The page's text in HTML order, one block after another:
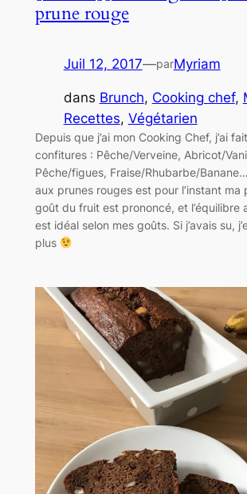
prune rouge
Juil 12, 2017—parMyriam
dans Brunch, Cooking chef,
Recettes, Végétarien
Depuis que j’ai mon Cooking Chef, j’ai
confitures : Pêche/Verveine, Abricot/
Pêche/figues, Fraise/Rhubarbe/
aux prunes rouges est pour l’instant ma
goût du fruit est prononcé, et l’équilibre
est idéal selon mes goûts. Si j’avais su,
plus